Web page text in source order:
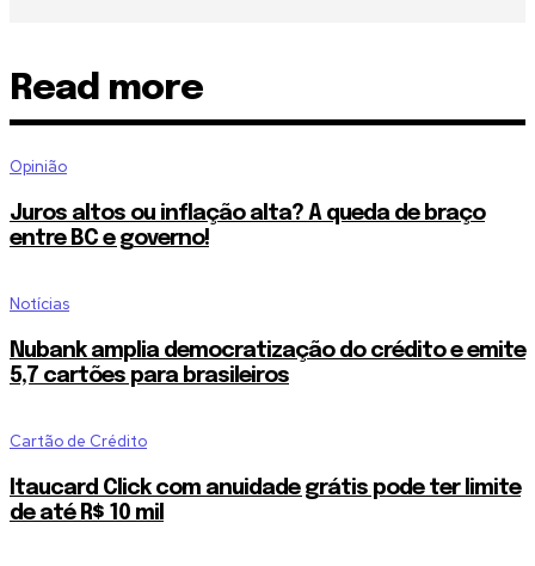
Read more
Opinião
Juros altos ou inflação alta? A queda de braço
entre BC e governo!
Notícias
Nubank amplia democratização do crédito e emite
5,7 cartões para brasileiros
Cartão de Crédito
Itaucard Click com anuidade grátis pode ter limite
de até R$ 10 mil